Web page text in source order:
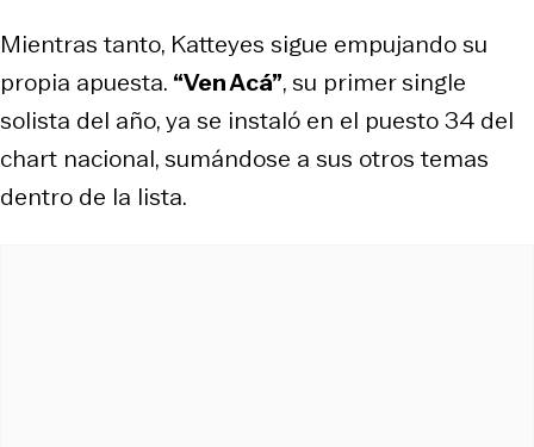
Mientras tanto, Katteyes sigue empujando su
propia apuesta. “Ven Acá”, su primer single
solista del año, ya se instaló en el puesto 34 del
chart nacional, sumándose a sus otros temas
dentro de la lista.